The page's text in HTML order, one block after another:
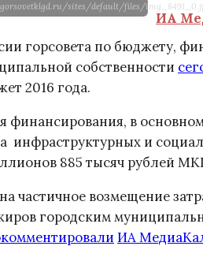
sites/default/files/
ИА
горсовета по бюджету,
собственности
2016 года.
финансирования, в
инфраструктурных и
885 тысяч рублей
частичное возмещение
городским
ИА